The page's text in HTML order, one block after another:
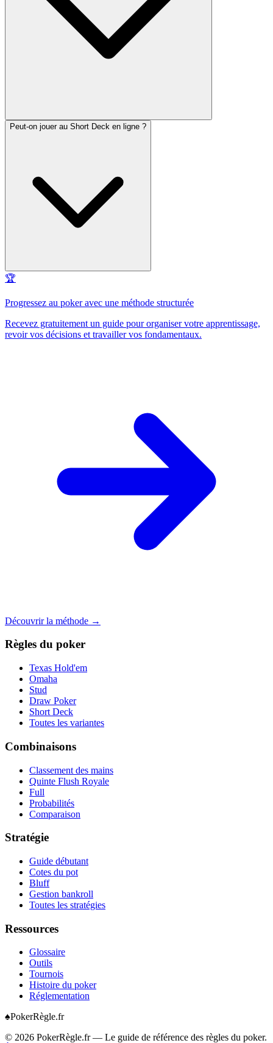
Peut-on jouer au Short Deck en ligne ?
🏆
Progressez au poker avec une méthode structurée
Recevez gratuitement un guide pour organiser votre apprentissage,
revoir vos décisions et travailler vos fondamentaux.
Découvrir la méthode →
Règles du poker
Texas Hold'em
Omaha
Stud
Draw Poker
Short Deck
Toutes les variantes
Combinaisons
Classement des mains
Quinte Flush Royale
Full
Probabilités
Comparaison
Stratégie
Guide débutant
Cotes du pot
Bluff
Gestion bankroll
Toutes les stratégies
Ressources
Glossaire
Outils
Tournois
Histoire du poker
Réglementation
♠PokerRègle.fr
© 2026 PokerRègle.fr — Le guide de référence des règles du poker.